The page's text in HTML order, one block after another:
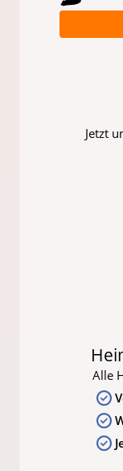
Jetzt
Alle